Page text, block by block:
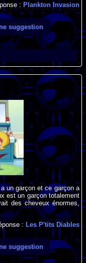
: Plankton Invasion
suggestion
un garçon et ce garçon a
est un garçon totalement
des cheveux énormes,
: Les P'tits Diables
suggestion